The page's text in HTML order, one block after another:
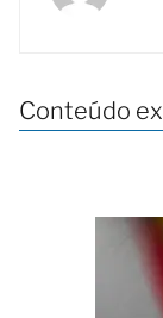
Conteúdo